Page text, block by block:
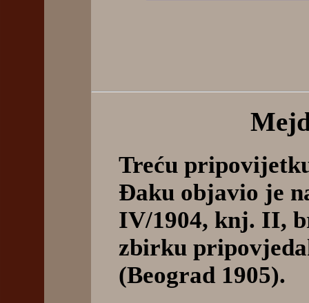
Treću
Đaku objavio je
IV/1904, knj. II,
zbirku
(Beograd 1905).